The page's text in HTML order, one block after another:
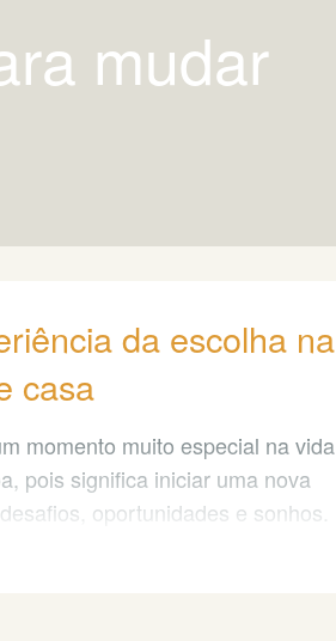
da escolha na
casa
momento muito especial na vida
pois significa iniciar uma nova
oportunidades e sonhos.